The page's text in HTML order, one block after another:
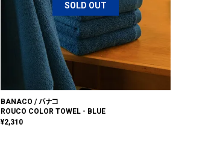
SOLD OUT
BANACO / バナコ
ROUCO COLOR TOWEL - BLUE
¥2,310